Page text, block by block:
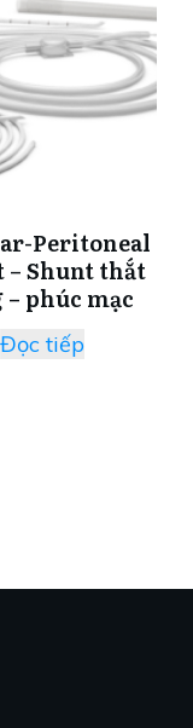
Peritoneal
– Shunt thắt
phúc mạc
Đọc tiếp